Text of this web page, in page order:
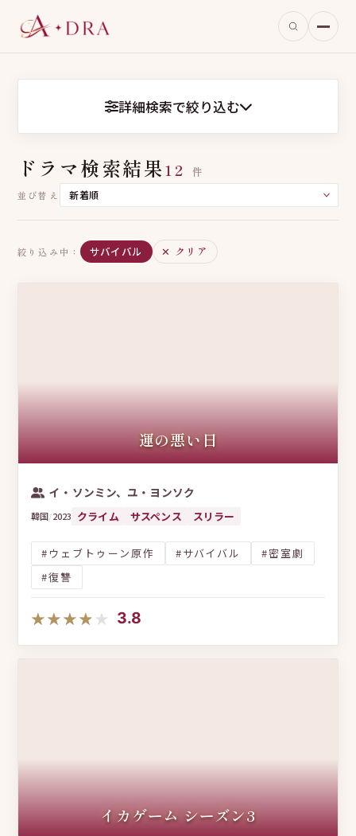
詳細検索で絞り込む
じれキュン 再会
愛憎劇 大人の恋愛
双強CP
連作短編
財閥・御曹司
転生・前世
連続殺人
宮廷劇
契約縁・偽装関係
生と死 禁断の恋
冤罪
師弟関係
危険な恋 片思い
法廷
政財界腐敗
超能力
ブロマンス
三角関係
家族崩壊
オフィスラブ
バトルロマンス
上司と部下
この条件で絞り込む
ドラマ検索結果12 件
並び替え
絞り込み中： サバイバル ✕ クリア
運の悪い日
イ・ソンミン、ユ・ヨンソク
韓国/2023 クライム サスペンス スリラー
#ウェブトゥーン原作 #サバイバル
#密室劇
#復讐
★★★★★
★★★★★ 3.8
イカゲーム シーズン3